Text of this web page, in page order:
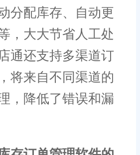
分配库存、自动更
，大大节省人工处
通还支持多渠道订
将来自不同渠道的
，降低了错误和漏